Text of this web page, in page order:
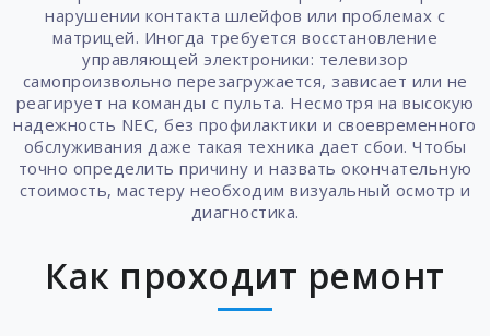
нарушении контакта шлейфов или проблемах с
матрицей. Иногда требуется восстановление
управляющей электроники: телевизор
самопроизвольно перезагружается, зависает или не
реагирует на команды с пульта. Несмотря на высокую
надежность NEC, без профилактики и своевременного
обслуживания даже такая техника дает сбои. Чтобы
точно определить причину и назвать окончательную
стоимость, мастеру необходим визуальный осмотр и
диагностика.
Как проходит ремонт